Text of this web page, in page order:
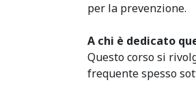
per la prevenzione.
A chi è dedicato
Questo corso si
frequente spesso